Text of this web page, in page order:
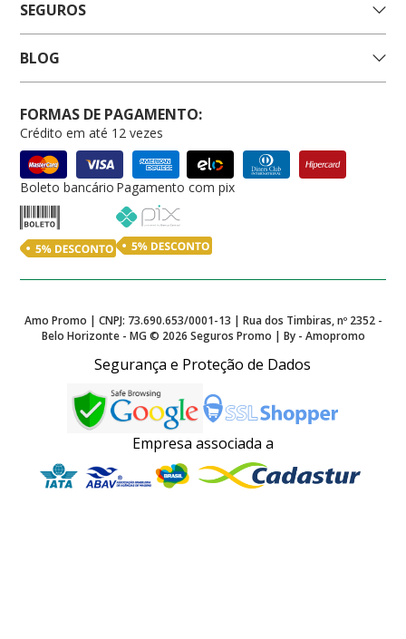
SEGUROS
BLOG
FORMAS DE PAGAMENTO:
Crédito em até 12 vezes
Boleto bancário Pagamento com pix
Amo Promo | CNPJ: 73.690.653/0001-13 | Rua dos Timbiras, nº 2352 -
Belo Horizonte - MG © 2026 Seguros Promo | By - Amopromo
Segurança e Proteção de Dados
Empresa associada a